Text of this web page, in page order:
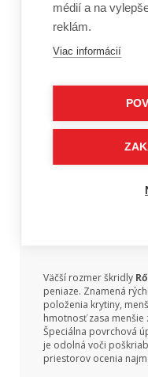
Pálená keramická
škridlami svojou
Rőben
aj na rekonštrukcie.
dobrú
rozsah posuvu – až
voči poškriabaniu, UV
trusu, takže Vaša
Väčší rozmer škridly
peniaze. Znamená
položenia krytiny,
hmotnosť zasa menšie
Špeciálna povrchová
je odolná voči
priestorov ocenia
médií a na
reklám.
Viac informácií